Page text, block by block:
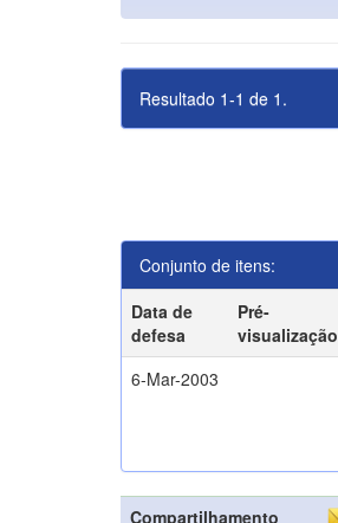
Resultado 1-1 de 1.
Conjunto de itens:
Data de
defesa
Pré-
visualização
6-Mar-2003
Compartilhamento